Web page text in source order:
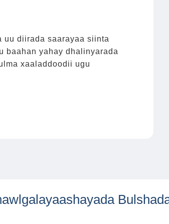
uu diirada saarayaa siinta
baahan yahay dhalinyarada
xaaladdoodii ugu